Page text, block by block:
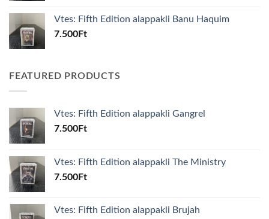
Vtes: Fifth Edition alappakli Banu Haquim
7.500Ft
FEATURED PRODUCTS
Vtes: Fifth Edition alappakli Gangrel
7.500Ft
Vtes: Fifth Edition alappakli The Ministry
7.500Ft
Vtes: Fifth Edition alappakli Brujah